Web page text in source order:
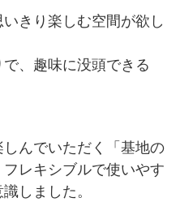
きり楽しむ空間が欲し
、趣味に没頭できる
しんでいただく「基地の
レキシブルで使いやす
しました。